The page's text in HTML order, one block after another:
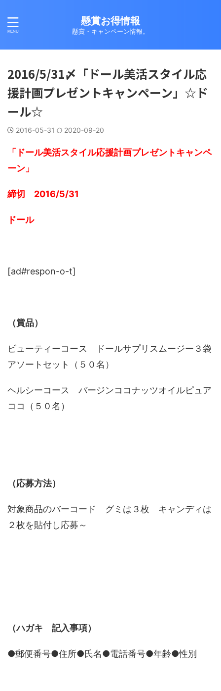
懸賞お得情報
懸賞・キャンペーン情報。
2016/5/31〆「ドール美活スタイル応
援計画プレゼントキャンペーン」☆ド
ール☆
2016-05-31 2020-09-20
「ドール美活スタイル応援計画プレゼントキャンペ
ーン」
締切 2016/5/31
ドール
[ad#respon-o-t]
（賞品）
ビューティーコース ドールサプリスムージー３袋
アソートセット（５０名）
ヘルシーコース バージンココナッツオイルピュア
ココ（５０名）
（応募方法）
対象商品のバーコード グミは３枚 キャンディは
２枚を貼付し応募～
（ハガキ 記入事項）
●郵便番号●住所●氏名●電話番号●年齢●性別